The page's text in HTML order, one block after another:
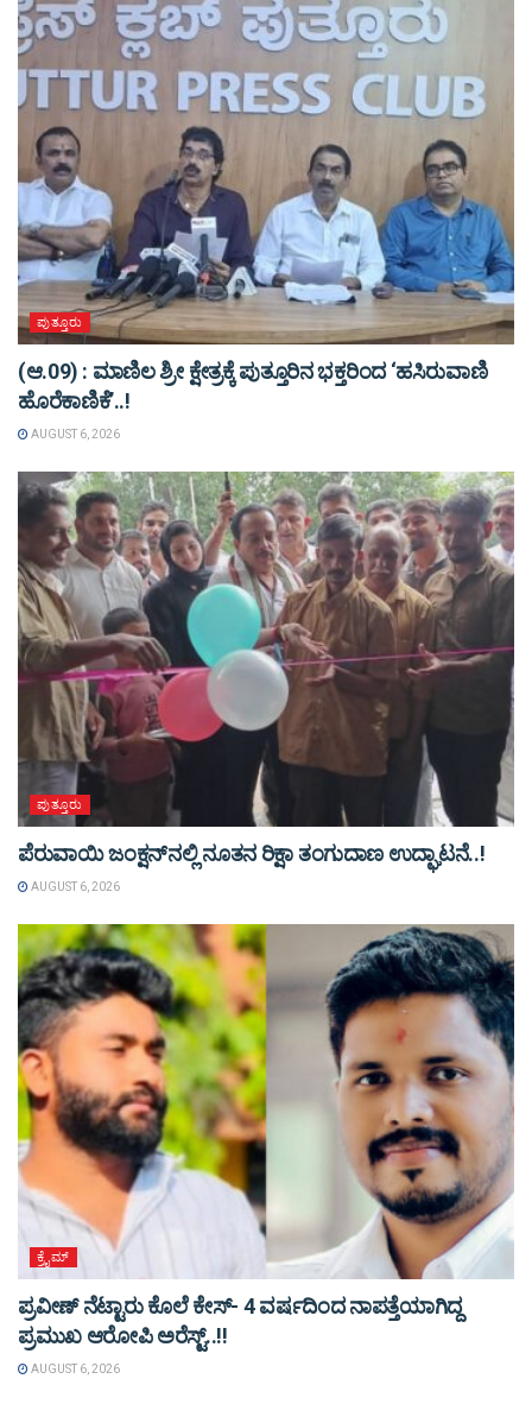
ಪುತ್ತೂರು
(ಆ.09) : ಮಾಣಿಲ ಶ್ರೀ ಕ್ಷೇತ್ರಕ್ಕೆ ಪುತ್ತೂರಿನ ಭಕ್ತರಿಂದ ‘ಹಸಿರುವಾಣಿ
ಹೊರೆಕಾಣಿಕೆ’..!
AUGUST 6, 2026
ಪುತ್ತೂರು
ಪೆರುವಾಯಿ ಜಂಕ್ಷನ್‌ನಲ್ಲಿ ನೂತನ ರಿಕ್ಷಾ ತಂಗುದಾಣ ಉದ್ಘಾಟನೆ..!
AUGUST 6, 2026
ಕ್ರೈಮ್
ಪ್ರವೀಣ್ ನೆಟ್ಟಾರು ಕೊಲೆ ಕೇಸ್‌- 4 ವರ್ಷದಿಂದ ನಾಪತ್ತೆಯಾಗಿದ್ದ
ಪ್ರಮುಖ ಆರೋಪಿ ಅರೆಸ್ಟ್‌..!!
AUGUST 6, 2026